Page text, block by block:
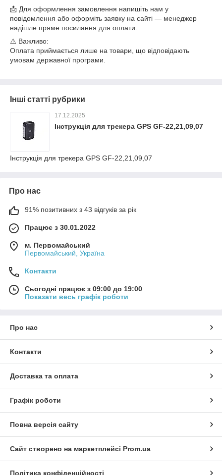
📩 Для оформлення замовлення напишіть нам у
повідомлення або оформіть заявку на сайті — менеджер
надішле пряме посилання для оплати.
⚠️ Важливо:
Оплата приймається лише на товари, що відповідають
умовам державної програми.
Інші статті рубрики
17.12.2025
Інструкція для трекера GPS GF-22,21,09,07
Інструкція для трекера GPS GF-22,21,09,07
Про нас
91% позитивних з 43 відгуків за рік
Працює з 30.01.2022
м. Первомайський
Первомайський, Україна
Контакти
Сьогодні працює з 09:00 до 19:00
Показати весь графік роботи
Про нас
Контакти
Доставка та оплата
Графік роботи
Повна версія сайту
Сайт створено на маркетплейсі Prom.ua
Політика конфіденційності